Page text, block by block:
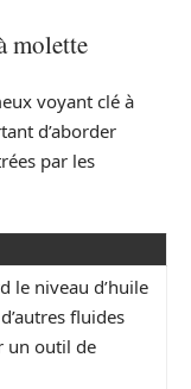
molette
voyant clé à
d’aborder
par les
le niveau d’huile
fluides
un outil de